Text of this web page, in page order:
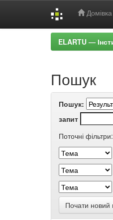
Домівка
ELARTU —
Пошук
Пошук:
запит
Поточні фільтри:
Почати новий